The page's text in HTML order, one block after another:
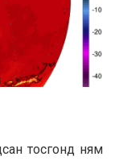
тосгонд ням